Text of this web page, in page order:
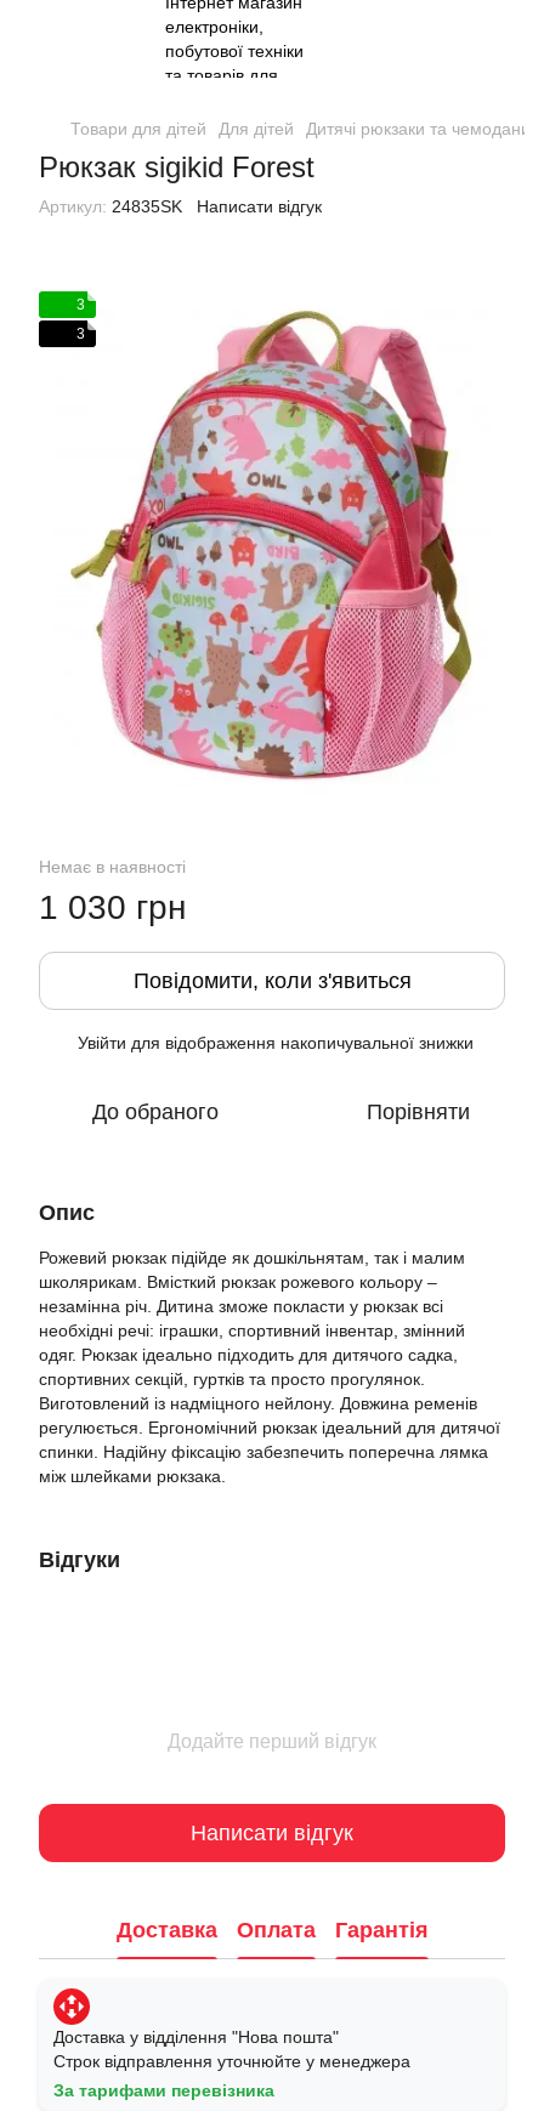
Товари для дітей Для дітей Дитячі рюкзаки та чемодани
Рюкзак sigikid Forest
Артикул: 24835SK Написати відгук
3
3
Немає в наявності
1 030 грн
Повідомити, коли з'явиться
Увійти для відображення накопичувальної знижки
До обраного Порівняти
Опис
Рожевий рюкзак підійде як дошкільнятам, так і малим
школярикам. Вмісткий рюкзак рожевого кольору –
незамінна річ. Дитина зможе покласти у рюкзак всі
необхідні речі: іграшки, спортивний інвентар, змінний
одяг. Рюкзак ідеально підходить для дитячого садка,
спортивних секцій, гуртків та просто прогулянок.
Виготовлений із надміцного нейлону. Довжина ременів
регулюється. Ергономічний рюкзак ідеальний для дитячої
спинки. Надійну фіксацію забезпечить поперечна лямка
між шлейками рюкзака.
Відгуки
Додайте перший відгук
Написати відгук
Доставка Оплата Гарантія
Доставка у відділення "Нова пошта"
Строк відправлення уточнюйте у менеджера
За тарифами перевізника